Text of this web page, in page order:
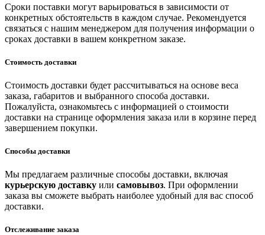
Сроки поставки могут варьироваться в зависимости от
конкретных обстоятельств в каждом случае. Рекомендуется
связаться с нашим менеджером для получения информации о
сроках доставки в вашем конкретном заказе.
Стоимость доставки
Стоимость доставки будет рассчитываться на основе веса
заказа, габаритов и выбранного способа доставки.
Пожалуйста, ознакомьтесь с информацией о стоимости
доставки на странице оформления заказа или в корзине перед
завершением покупки.
Способы доставки
Мы предлагаем различные способы доставки, включая
курьерскую доставку или самовывоз. При оформлении
заказа вы сможете выбрать наиболее удобный для вас способ
доставки.
Отслеживание заказа